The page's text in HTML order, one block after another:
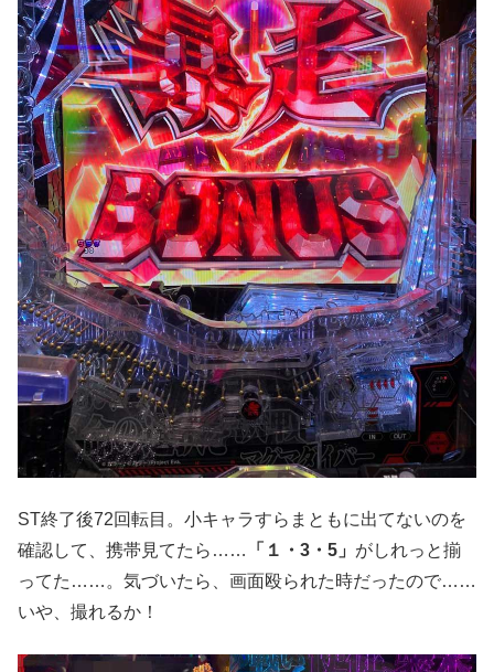
ST終了後72回転目。小キャラすらまともに出てないのを
確認して、携帯見てたら……
「１・3・5」 がしれっと揃
ってた……。気づいたら、画面殴られた時だったので……
いや、撮れるか！